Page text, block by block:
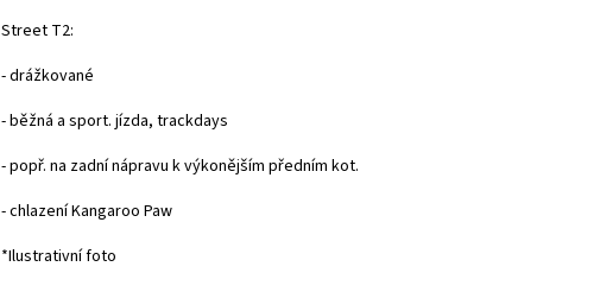
Street T2:
- drážkované
- běžná a sport. jízda, trackdays
- popř. na zadní nápravu k výkonějším předním kot.
- chlazení Kangaroo Paw
*Ilustrativní foto